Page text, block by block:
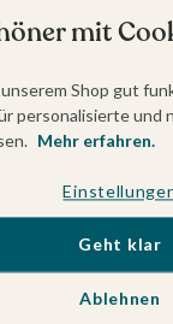
mit
Shop gut
personalisierte
Mehr erfahren.
Ablehnen
Geht klar